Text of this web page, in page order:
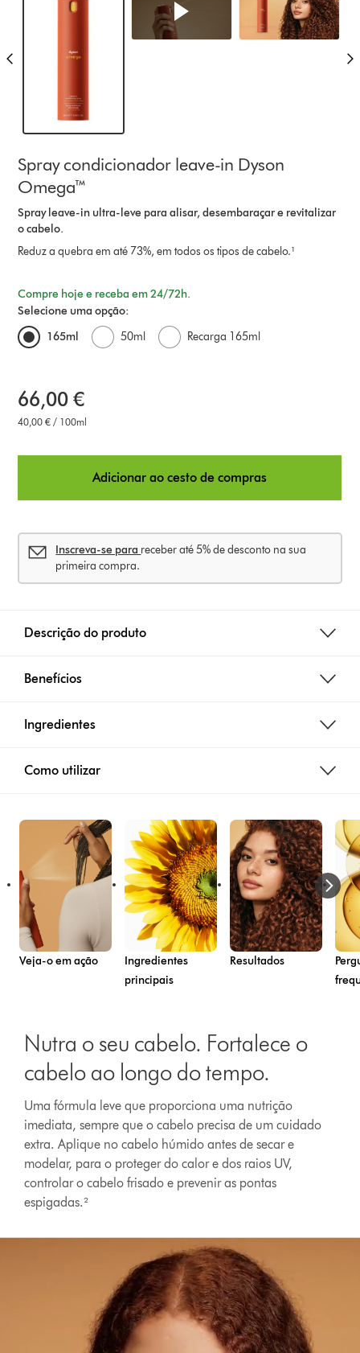
Spray condicionador leave-in Dyson
Omega™
Spray leave-in ultra-leve para alisar, desembaraçar e revitalizar
o cabelo.
Reduz a quebra em até 73%, em todos os tipos de cabelo.¹
Compre hoje e receba em 24/72h.
Selecione uma opção:
165ml
50ml Recarga 165ml
66,00 €
40,00 € / 100ml
Adicionar ao cesto de compras
Inscreva-se para receber até 5% de desconto na sua
primeira compra.
Descrição do produto
Benefícios
Ingredientes
Como utilizar
Veja-o em ação
Ingredientes
principais
Resultados
Abrir
a
Nutra o seu cabelo. Fortalece o
cabelo ao longo do tempo.
Uma fórmula leve que proporciona uma nutrição
imediata, sempre que o cabelo precisa de um cuidado
extra. Aplique no cabelo húmido antes de secar e
modelar, para o proteger do calor e dos raios UV,
controlar o cabelo frisado e prevenir as pontas
espigadas.²